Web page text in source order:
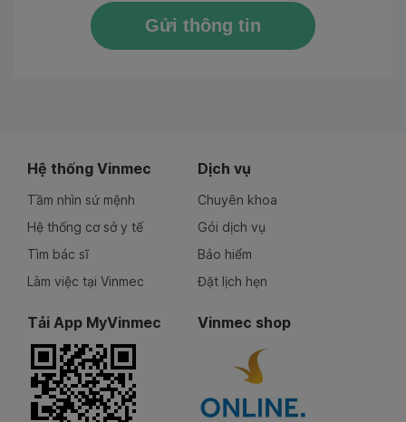
Gửi thông tin
Hệ thống Vinmec
Tầm nhìn sứ mệnh
Hệ thống cơ sở y tế
Tìm bác sĩ
Làm việc tại Vinmec
Dịch vụ
Chuyên khoa
Gói dịch vụ
Bảo hiểm
Đặt lịch hẹn
Tải App MyVinmec Vinmec shop